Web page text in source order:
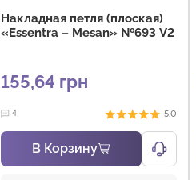
Накладная петля (плоская)
«Essentra – Mesan» №693 V2
155,64 грн
4 5.0
В Корзину